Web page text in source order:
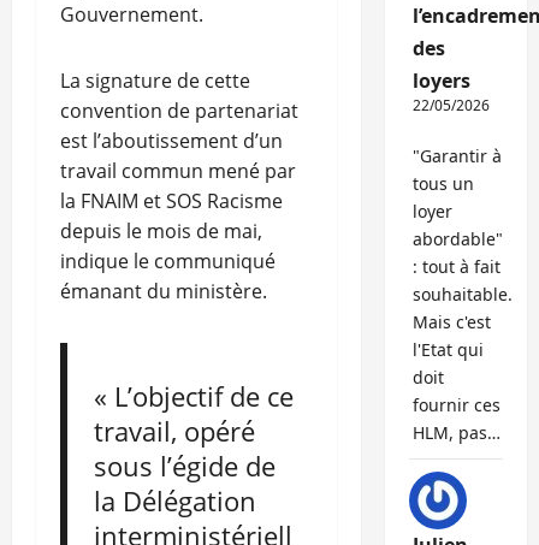
Gouvernement.
La signature de cette
convention de partenariat
est l’aboutissement d’un
travail commun mené par
la FNAIM et SOS Racisme
depuis le mois de mai,
indique le communiqué
émanant du ministère.
« L’objectif de ce
travail, opéré
sous l’égide de
la Délégation
interministériell
des
loyers
22/05/2026
"Garantir à
tous un
loyer
abordable"
: tout à fait
souhaitable.
Mais c'est
l'Etat qui
doit
fournir ces
HLM, pas…